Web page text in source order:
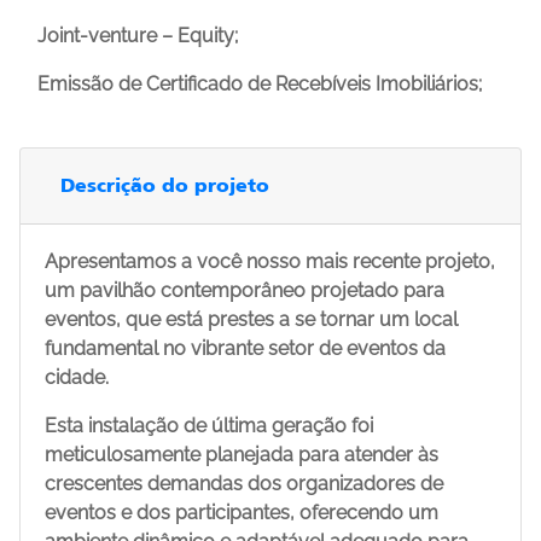
Joint-venture – Equity;
Emissão de Certificado de Recebíveis Imobiliários;
Descrição do projeto
Apresentamos a você nosso mais recente projeto,
um pavilhão contemporâneo projetado para
eventos, que está prestes a se tornar um local
fundamental no vibrante setor de eventos da
cidade.
Esta instalação de última geração foi
meticulosamente planejada para atender às
crescentes demandas dos organizadores de
eventos e dos participantes, oferecendo um